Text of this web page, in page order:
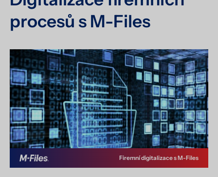
procesů s M-Files
Firemní digitalizace s M-Files